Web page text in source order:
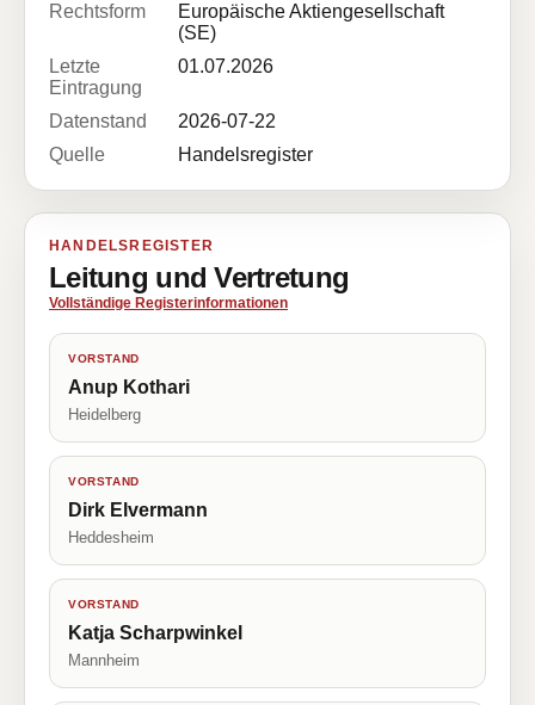
Rechtsform
Europäische Aktiengesellschaft
(SE)
Letzte
Eintragung
01.07.2026
Datenstand
2026-07-22
Quelle
Handelsregister
HANDELSREGISTER
Leitung und Vertretung
Vollständige Registerinformationen
VORSTAND
Anup Kothari
Heidelberg
VORSTAND
Dirk Elvermann
Heddesheim
VORSTAND
Katja Scharpwinkel
Mannheim